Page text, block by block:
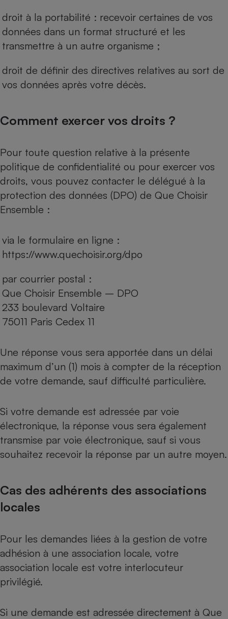
droit à la portabilité : recevoir certaines de vos
données dans un format structuré et les
transmettre à un autre organisme ;
droit de définir des directives relatives au sort de
vos données après votre décès.
Comment exercer vos droits ?
Pour toute question relative à la présente
politique de confidentialité ou pour exercer vos
droits, vous pouvez contacter le délégué à la
protection des données (DPO) de Que Choisir
Ensemble :
via le formulaire en ligne :
https://www.quechoisir.org/dpo
par courrier postal :
Que Choisir Ensemble – DPO
233 boulevard Voltaire
75011 Paris Cedex 11
Une réponse vous sera apportée dans un délai
maximum d’un (1) mois à compter de la réception
de votre demande, sauf difficulté particulière.
Si votre demande est adressée par voie
électronique, la réponse vous sera également
transmise par voie électronique, sauf si vous
souhaitez recevoir la réponse par un autre moyen.
Cas des adhérents des associations
locales
Pour les demandes liées à la gestion de votre
adhésion à une association locale, votre
association locale est votre interlocuteur
privilégié.
Si une demande est adressée directement à Que